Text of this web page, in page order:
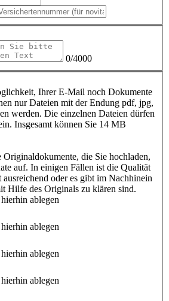
0/4000
Ihrer E-Mail noch Dokumente
nur Dateien mit der Endung pdf, jpg,
werden. Die einzelnen Dateien dürfen
Insgesamt können Sie 14 MB
die Sie hochladen,
auf. In einigen Fällen ist die Qualität
oder es gibt im Nachhinein
Hilfe des Originals zu klären sind.
ablegen
ablegen
ablegen
ablegen